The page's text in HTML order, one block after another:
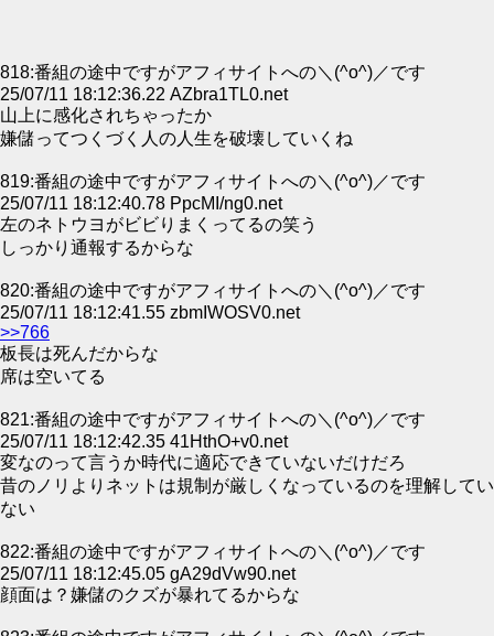
818:番組の途中ですがアフィサイトへの＼(^o^)／です
25/07/11 18:12:36.22 AZbra1TL0.net
山上に感化されちゃったか
嫌儲ってつくづく人の人生を破壊していくね
819:番組の途中ですがアフィサイトへの＼(^o^)／です
25/07/11 18:12:40.78 PpcMI/ng0.net
左のネトウヨがビビりまくってるの笑う
しっかり通報するからな
820:番組の途中ですがアフィサイトへの＼(^o^)／です
25/07/11 18:12:41.55 zbmIWOSV0.net
>>766
板長は死んだからな
席は空いてる
821:番組の途中ですがアフィサイトへの＼(^o^)／です
25/07/11 18:12:42.35 41HthO+v0.net
変なのって言うか時代に適応できていないだけだろ
昔のノリよりネットは規制が厳しくなっているのを理解してい
ない
822:番組の途中ですがアフィサイトへの＼(^o^)／です
25/07/11 18:12:45.05 gA29dVw90.net
顔面は？嫌儲のクズが暴れてるからな